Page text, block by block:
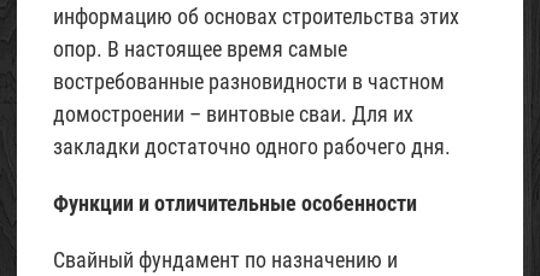
информацию об основах строительства этих
опор. В настоящее время самые
востребованные разновидности в частном
домостроении – винтовые сваи. Для их
закладки достаточно одного рабочего дня.
Функции и отличительные особенности
Свайный фундамент по назначению и